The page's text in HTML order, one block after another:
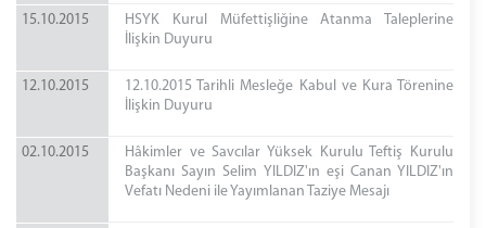
15.10.2015
HSYK Kurul Müfettişliğine Atanma Taleplerine
İlişkin Duyuru
12.10.2015
12.10.2015 Tarihli Mesleğe Kabul ve Kura Törenine
İlişkin Duyuru
02.10.2015
Hâkimler ve Savcılar Yüksek Kurulu Teftiş Kurulu
Başkanı Sayın Selim YILDIZ'ın eşi Canan YILDIZ'ın
Vefatı Nedeni ile Yayımlanan Taziye Mesajı